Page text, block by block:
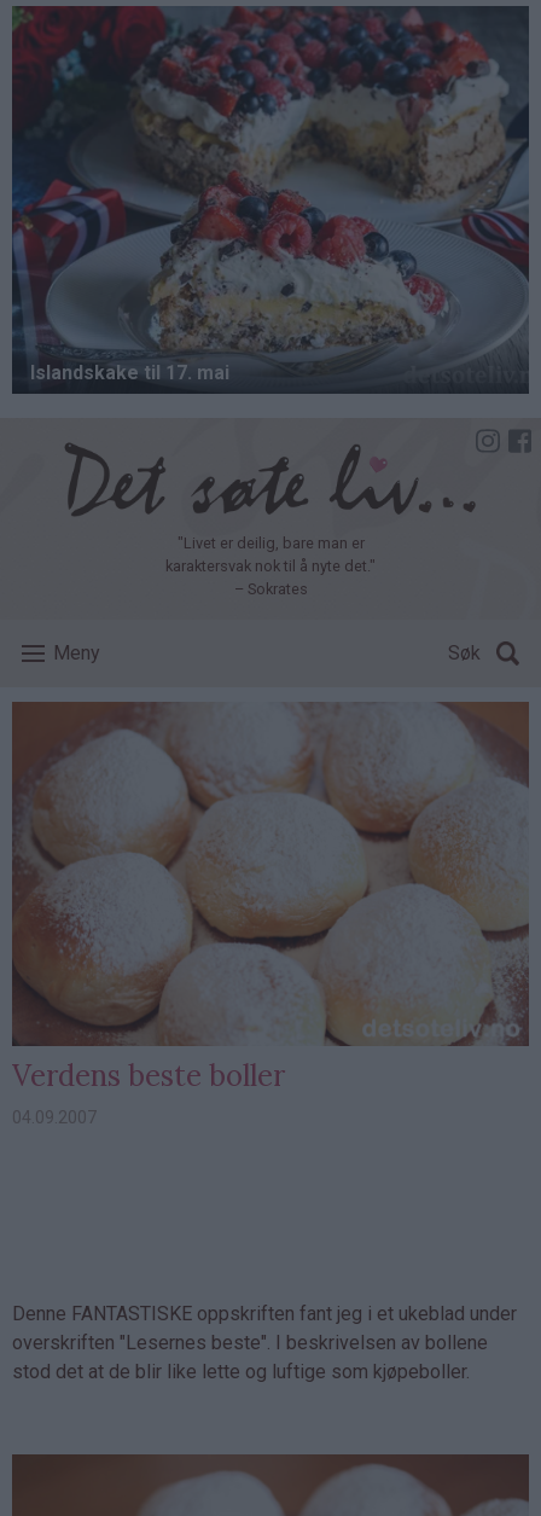
Hopp
hovedinnhold
"Livet er deilig, bare man er
karaktersvak nok til å nyte det."
– Sokrates
Meny Søk
Verdens beste boller
04.09.2007
Denne FANTASTISKE oppskriften fant jeg i et ukeblad under
overskriften "Lesernes beste". I beskrivelsen av bollene
stod det at de blir like lette og luftige som kjøpeboller.